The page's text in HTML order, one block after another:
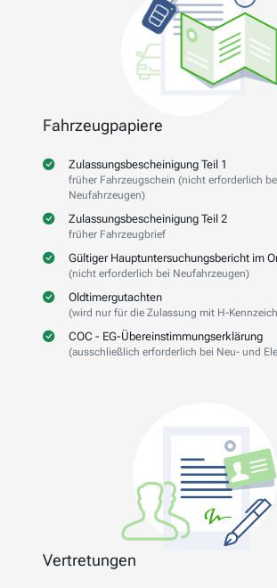
Fahrzeugpapiere
Zulassungsbescheinigung Teil 1
früher Fahrzeugschein (nicht erforderlich
Neufahrzeugen)
Zulassungsbescheinigung Teil 2
früher Fahrzeugbrief
Gültiger Hauptuntersuchungsbericht im
(nicht erforderlich bei Neufahrzeugen)
Oldtimergutachten
(wird nur für die Zulassung mit H-
COC - EG-Übereinstimmungserklärung
(ausschließlich erforderlich bei Neu- und
Vertretungen